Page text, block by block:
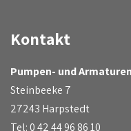
Kontakt
Pumpen- und
Steinbeeke 7
27243 Harpstedt
Tel: 0 42 44 96 86 10